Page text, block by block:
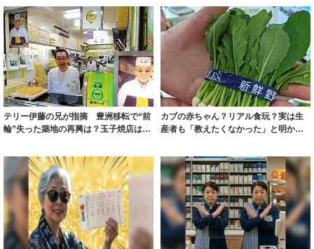
テリー伊藤の兄が指摘 豊洲移転で“前
輪”失った築地の再興は？玉子焼店は豊
カブの赤ちゃん？リアル食玩？実は生
産者も「教えたくなかった」と明か